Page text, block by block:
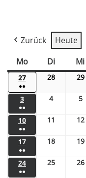
Zurück Heute
Mo
Di Mi
27
●●
28 29
3
●●
4 5
10
●●
11 12
17
●●
18 19
24
●●
25 26